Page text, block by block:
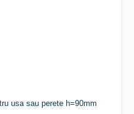
usa sau perete h=90mm